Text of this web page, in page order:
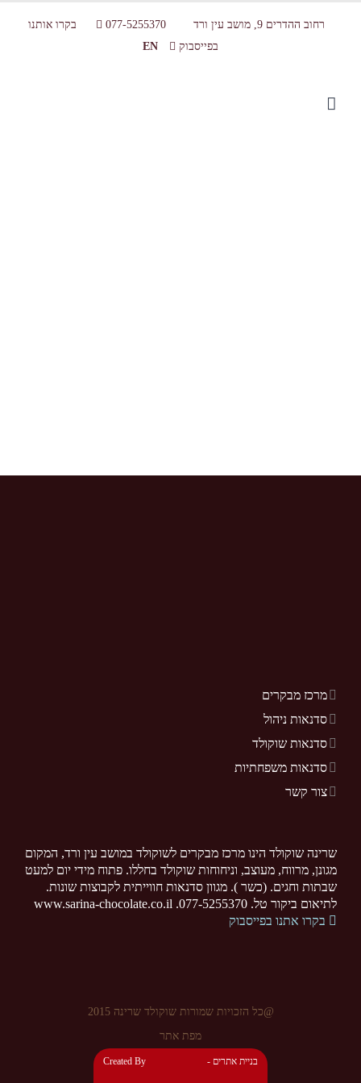
רחוב ההדרים 9, מושב עין ורד 077-5255370
בקרו אותנו
בפייסבוק
EN
מרכז מבקרים
סדנאות ניהול
סדנאות שוקולד
סדנאות משפחתיות
צור קשר
שרינה שוקולד הינו מרכז מבקרים לשוקולד במושב עין ורד, המקום
מגונן, מרווח, מעוצב, וניחוחות שוקולד בחללו. פתוח מידי יום למעט
שבתות וחגים. (כשר ). מגוון סדנאות חווייתית לקבוצות שונות.
לתיאום ביקור טל. 077-5255370. www.sarina-chocolate.co.il
בקרו אתנו בפייסבוק
@כל הזכויות שמורות שוקולד שרינה 2015
מפת אתר
Created By - בניית אתרים